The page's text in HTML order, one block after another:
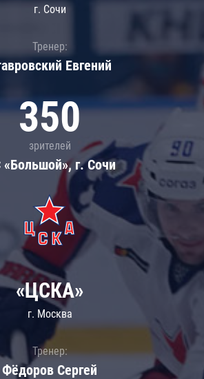
г. Сочи
Тренер:
Евгений
350
зрителей
г. Сочи
«ЦСКА»
г. Москва
Тренер:
Фёдоров Сергей